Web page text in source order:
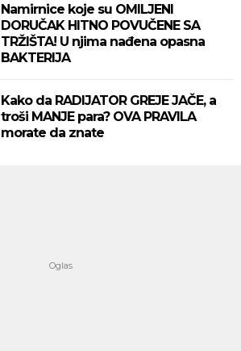
Namirnice koje su OMILJENI
DORUČAK HITNO POVUČENE SA
TRŽIŠTA! U njima nađena opasna
BAKTERIJA
Kako da RADIJATOR GREJE JAČE, a
troši MANJE para? OVA PRAVILA
morate da znate